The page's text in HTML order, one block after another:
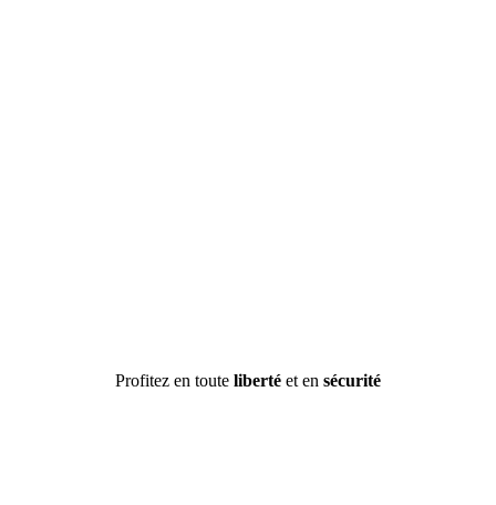
Profitez en toute liberté et en sécurité